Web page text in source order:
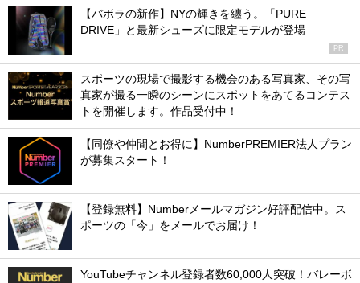
【バボラの新作】NYの輝きを纏う。「PURE
DRIVE」と最新シューズに限定モデルが登場
PR
スポーツの現場で撮影する機会のある写真家、その写
真家が撮る一瞬のシーンにスポットをあてるコンテス
トを開催します。作品受付中！
【同僚や仲間とお得に】NumberPREMIER法人プラン
が募集スタート！
【登録無料】Numberメールマガジン好評配信中。ス
ポーツの「今」をメールでお届け！
YouTubeチャンネル登録者数60,000人突破！バレーボ